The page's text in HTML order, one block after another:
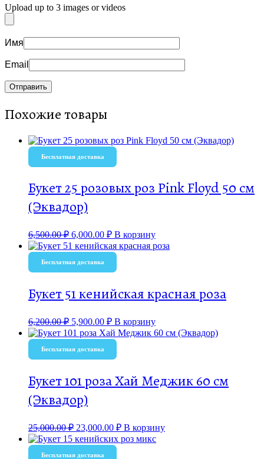
Upload up to 3 images or videos
Имя
Email
Похожие товары
Бесплатная доставка
Букет 25 розовых роз Pink Floyd 50 см
(Эквадор)
6,500.00₽ 6,000.00 ₽ В корзину
Бесплатная доставка
Букет 51 кенийская красная роза
6,200.00₽ 5,900.00 ₽ В корзину
Бесплатная доставка
Букет 101 роза Хай Меджик 60 см
(Эквадор)
25,000.00₽ 23,000.00 ₽ В корзину
Бесплатная доставка